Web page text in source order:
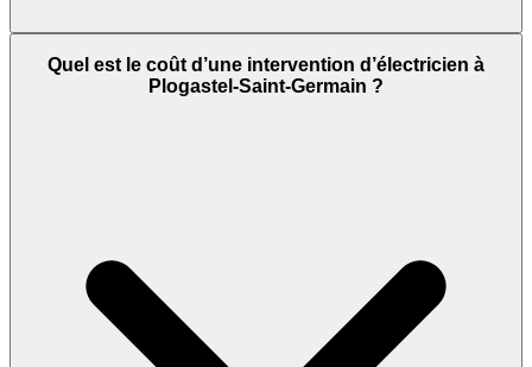
Quel est le coût d’une intervention d’électricien à
Plogastel-Saint-Germain ?